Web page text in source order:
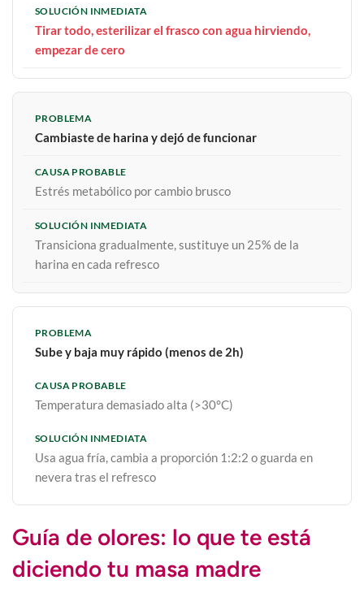
Tirar todo, esterilizar el frasco con agua hirviendo,
empezar de cero
Cambiaste de harina y dejó de funcionar
Estrés metabólico por cambio brusco
Transiciona gradualmente, sustituye un 25% de la
harina en cada refresco
Sube y baja muy rápido (menos de 2h)
Temperatura demasiado alta (>30°C)
Usa agua fría, cambia a proporción 1:2:2 o guarda en
nevera tras el refresco
Guía de olores: lo que te está
diciendo tu masa madre